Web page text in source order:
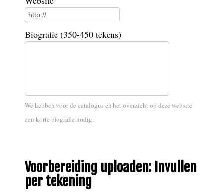
Biografie (350-450 tekens)
We hebben voor de catalogus en het overzicht op deze website
een korte biografie nodig.
Voorbereiding uploaden: Invullen
per tekening